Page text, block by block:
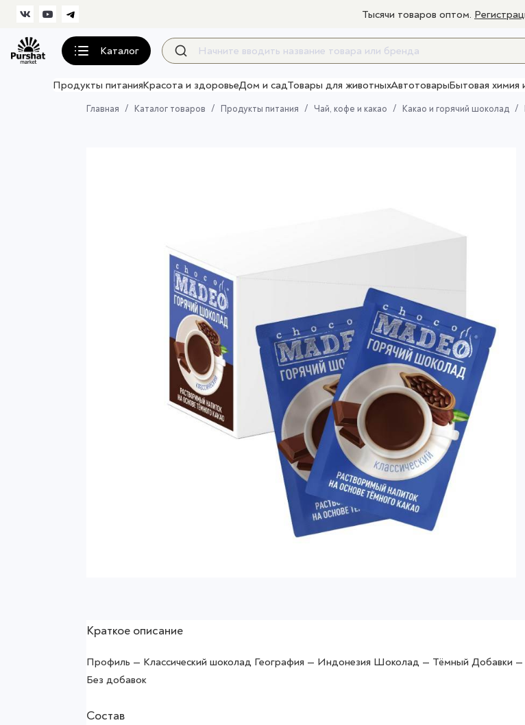
Тысячи товаров оптом.
Каталог
Продукты питанияКрасота и здоровьеДом и садТовары для животныхАвтотоварыБытовая химия
Главная Каталог товаров Продукты питания Чай, кофе и какао Какао и горячий шоколад
Краткое описание
Профиль — Классический шоколад География — Индонезия Шоколад — Тёмный Добавки —
Без добавок
Состав